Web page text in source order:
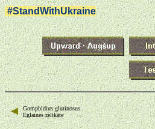
#StandWithUkraine
Gomphidius glutinosus
Eglaines zeltkāte